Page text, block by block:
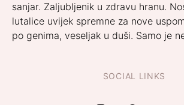
sanjar. Zaljubljenik u zdravu hranu.
lutalice uvijek spremne za nove
po genima, veseljak u duši. Samo je
SOCIAL LINKS